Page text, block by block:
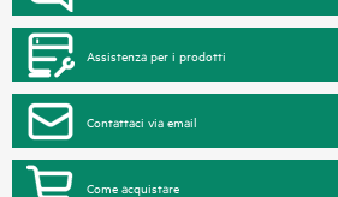
Assistenza per i prodotti
Contattaci via email
Come acquistare